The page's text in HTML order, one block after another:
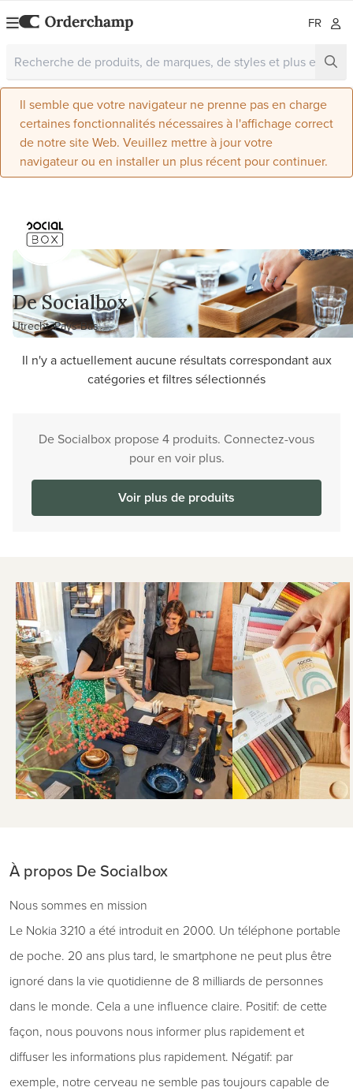
FR
Il semble que votre navigateur ne prenne pas en charge
certaines fonctionnalités nécessaires à l'affichage correct
de notre site Web. Veuillez mettre à jour votre
navigateur ou en installer un plus récent pour continuer.
De Socialbox
Utrecht, Pays-Bas
Il n'y a actuellement aucune résultats correspondant aux
catégories et filtres sélectionnés
De Socialbox propose 4 produits. Connectez-vous
pour en voir plus.
Voir plus de produits
À propos De Socialbox
Nous sommes en mission
Le Nokia 3210 a été introduit en 2000. Un téléphone portable
de poche. 20 ans plus tard, le smartphone ne peut plus être
ignoré dans la vie quotidienne de 8 milliards de personnes
dans le monde. Cela a une influence claire. Positif: de cette
façon, nous pouvons nous informer plus rapidement et
diffuser les informations plus rapidement. Négatif: par
exemple, notre cerveau ne semble pas toujours capable de